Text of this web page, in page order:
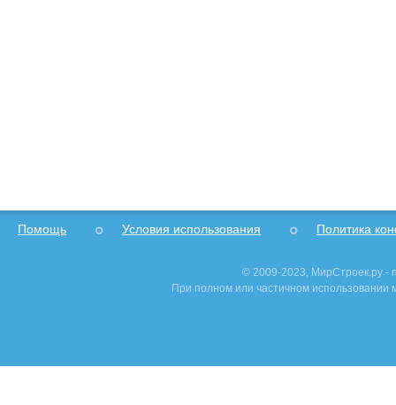
Помощь Условия использования Политика
© 2009-2023, МирСтроек.ру -
При полном или частичном использовании